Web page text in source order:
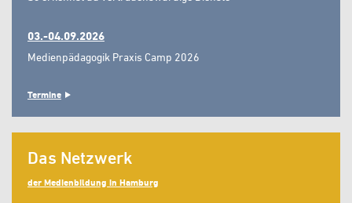
03.-04.09.2026
Medienpädagogik Praxis Camp 2026
Termine
Das Netzwerk
der Medienbildung in Hamburg